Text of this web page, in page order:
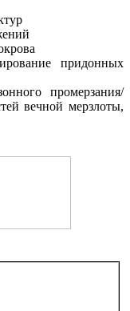
придонных
промерзания/
вечной мерзлоты,